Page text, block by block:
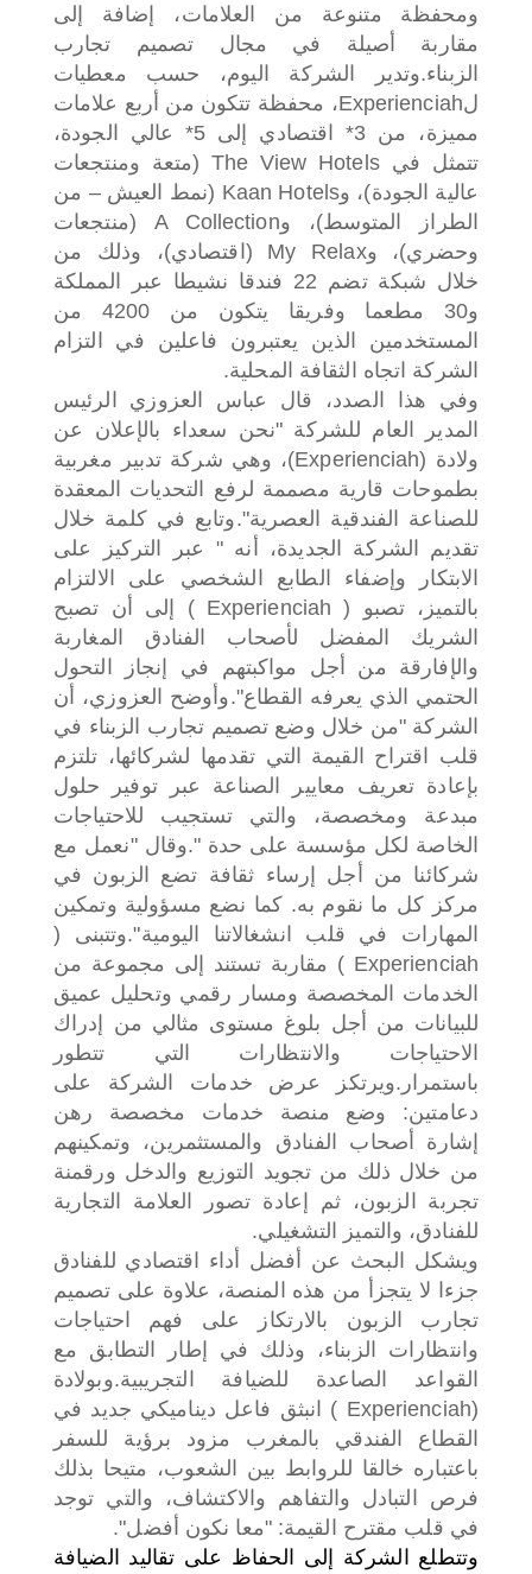
ومحفظة متنوعة من العلامات، إضافة إلى
مقاربة أصيلة في مجال تصميم تجارب
الزبناء.وتدير الشركة اليوم، حسب معطيات
لExperienciah، محفظة تتكون من أربع علامات
مميزة، من 3* اقتصادي إلى 5* عالي الجودة،
تتمثل في The View Hotels (متعة ومنتجعات
عالية الجودة)، وKaan Hotels (نمط العيش – من
الطراز المتوسط)، وA Collection (منتجعات
وحضري)، وMy Relax (اقتصادي)، وذلك من
خلال شبكة تضم 22 فندقا نشيطا عبر المملكة
و30 مطعما وفريقا يتكون من 4200 من
المستخدمين الذين يعتبرون فاعلين في التزام
الشركة اتجاه الثقافة المحلية.
وفي هذا الصدد، قال عباس العزوزي الرئيس
المدير العام للشركة "نحن سعداء بالإعلان عن
ولادة (Experienciah)، وهي شركة تدبير مغربية
بطموحات قارية مصممة لرفع التحديات المعقدة
للصناعة الفندقية العصرية".وتابع في كلمة خلال
تقديم الشركة الجديدة، أنه " عبر التركيز على
الابتكار وإضفاء الطابع الشخصي على الالتزام
بالتميز، تصبو ( Experienciah ) إلى أن تصبح
الشريك المفضل لأصحاب الفنادق المغاربة
والإفارقة من أجل مواكبتهم في إنجاز التحول
الحتمي الذي يعرفه القطاع".وأوضح العزوزي، أن
الشركة "من خلال وضع تصميم تجارب الزبناء في
قلب اقتراح القيمة التي تقدمها لشركائها، تلتزم
بإعادة تعريف معايير الصناعة عبر توفير حلول
مبدعة ومخصصة، والتي تستجيب للاحتياجات
الخاصة لكل مؤسسة على حدة ".وقال "نعمل مع
شركائنا من أجل إرساء ثقافة تضع الزبون في
مركز كل ما نقوم به. كما نضع مسؤولية وتمكين
المهارات في قلب انشغالاتنا اليومية".وتتبنى (
Experienciah ) مقاربة تستند إلى مجموعة من
الخدمات المخصصة ومسار رقمي وتحليل عميق
للبيانات من أجل بلوغ مستوى مثالي من إدراك
الاحتياجات والانتظارات التي تتطور
باستمرار.ويرتكز عرض خدمات الشركة على
دعامتين: وضع منصة خدمات مخصصة رهن
إشارة أصحاب الفنادق والمستثمرين، وتمكينهم
من خلال ذلك من تجويد التوزيع والدخل ورقمنة
تجربة الزبون، ثم إعادة تصور العلامة التجارية
للفنادق، والتميز التشغيلي.
ويشكل البحث عن أفضل أداء اقتصادي للفنادق
جزءا لا يتجزأ من هذه المنصة، علاوة على تصميم
تجارب الزبون بالارتكاز على فهم احتياجات
وانتظارات الزبناء، وذلك في إطار التطابق مع
القواعد الصاعدة للضيافة التجريبية.وبولادة
(Experienciah ) انبثق فاعل ديناميكي جديد في
القطاع الفندقي بالمغرب مزود برؤية للسفر
باعتباره خالقا للروابط بين الشعوب، متيحا بذلك
فرص التبادل والتفاهم والاكتشاف، والتي توجد
في قلب مقترح القيمة: "معا نكون أفضل".
وتتطلع الشركة إلى الحفاظ على تقاليد الضيافة